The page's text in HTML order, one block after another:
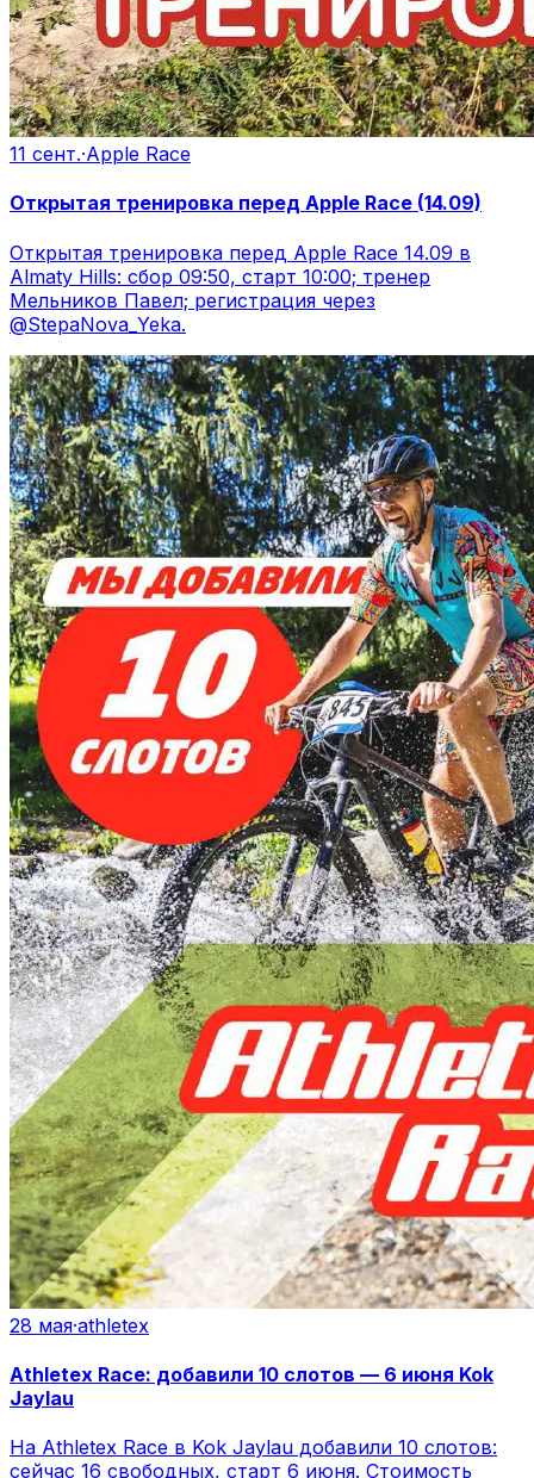
11 сент.·Apple Race
Открытая тренировка перед Apple Race (14.09)
Открытая тренировка перед Apple Race 14.09 в
Almaty Hills: сбор 09:50, старт 10:00; тренер
Мельников Павел; регистрация через
@StepaNova_Yeka.
28 мая·athletex
Athletex Race: добавили 10 слотов — 6 июня Kok
Jaylau
На Athletex Race в Kok Jaylau добавили 10 слотов:
сейчас 16 свободных, старт 6 июня. Стоимость